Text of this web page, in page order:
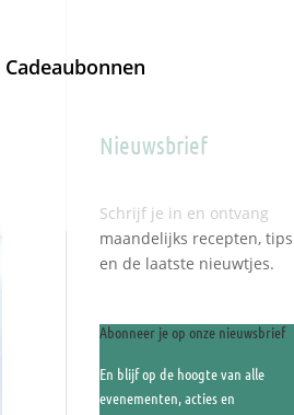
Cadeaubonnen
Nieuwsbrief
Schrijf je in en ontvang
maandelijks recepten, tips
en de laatste nieuwtjes.
Abonneer je op onze nieuwsbrief
En blijf op de hoogte van alle
evenementen, acties en